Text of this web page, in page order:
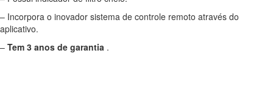
– Incorpora o inovador sistema de controle remoto através do
aplicativo.
– Tem 3 anos de garantia .